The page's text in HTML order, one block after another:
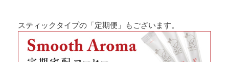
スティックタイプの「定期便」もございます。